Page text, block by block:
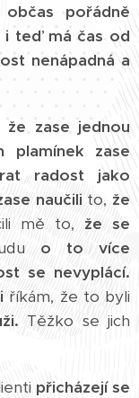
občas pořádně
i teď má čas od
nenápadná a
že zase jednou
plamínek zase
radost jako
naučilito, že
mě to, že se
o to více
se nevyplácí.
říkám, že to byli
Těžko se jich
přicházejí se